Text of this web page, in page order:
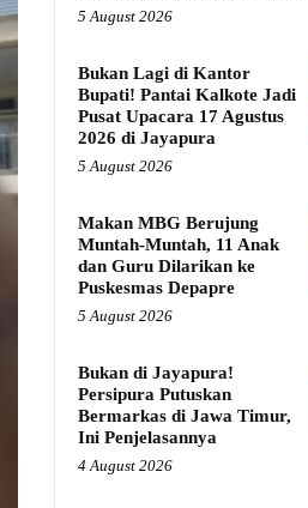
5 August 2026
Bukan Lagi di Kantor
Bupati! Pantai Kalkote Jadi
Pusat Upacara 17 Agustus
2026 di Jayapura
5 August 2026
Makan MBG Berujung
Muntah-Muntah, 11 Anak
dan Guru Dilarikan ke
Puskesmas Depapre
5 August 2026
Bukan di Jayapura!
Persipura Putuskan
Bermarkas di Jawa Timur,
Ini Penjelasannya
4 August 2026